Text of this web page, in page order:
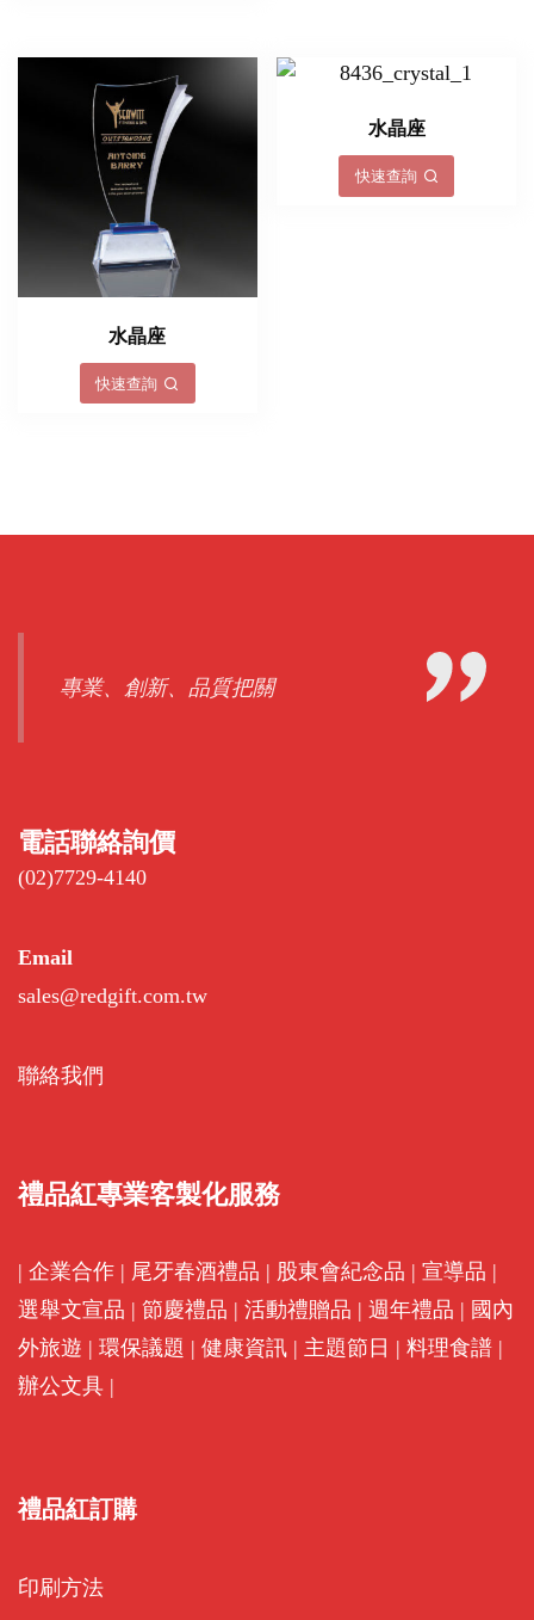
水晶座
快速查詢
水晶座
快速查詢
專業、創新、品質把關
電話聯絡詢價
(02)7729-4140
Email
sales@redgift.com.tw
聯絡我們
禮品紅專業客製化服務
| 企業合作 | 尾牙春酒禮品 | 股東會紀念品 | 宣導品 |
選舉文宣品 | 節慶禮品 | 活動禮贈品 | 週年禮品 | 國內
外旅遊 | 環保議題 | 健康資訊 | 主題節日 | 料理食譜 |
辦公文具 |
禮品紅訂購
印刷方法